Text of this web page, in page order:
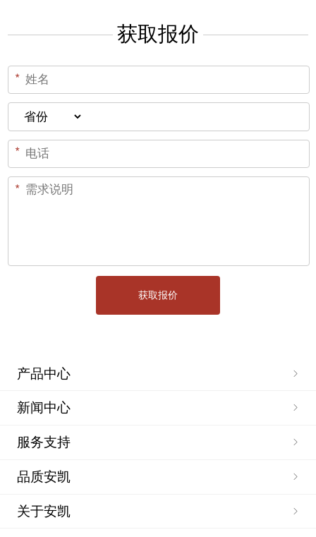
获取报价
产品中心
新闻中心
服务支持
品质安凯
关于安凯